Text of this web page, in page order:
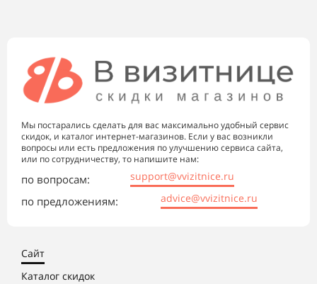
Мы постарались сделать для вас максимально удобный сервис
скидок, и каталог интернет-магазинов. Если у вас возникли
вопросы или есть предложения по улучшению сервиса сайта,
или по сотрудничеству, то напишите нам:
по вопросам: support@vvizitnice.ru
по предложениям: advice@vvizitnice.ru
Сайт
Каталог скидок